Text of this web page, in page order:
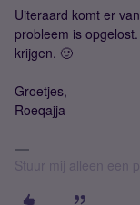
Uiteraard komt er
probleem is
krijgen. 🙂
Groetjes,
Roeqajja
Stuur mij alleen een